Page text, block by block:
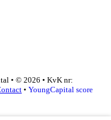
• © 2026 • KvK nr:
• YoungCapital score